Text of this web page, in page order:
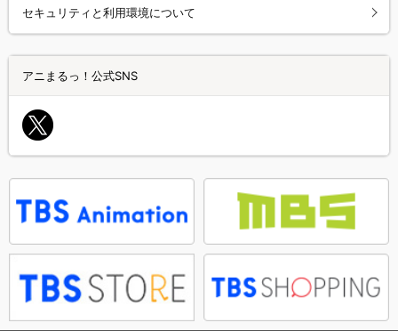
セキュリティと利用環境について
アニまるっ！公式SNS